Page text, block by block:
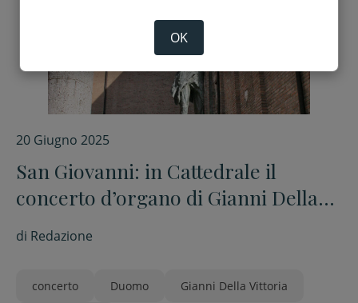
20 Giugno 2025
San Giovanni: in Cattedrale il
concerto d’organo di Gianni Della
Vittoria
di Redazione
concerto Duomo Gianni Della Vittoria
OK